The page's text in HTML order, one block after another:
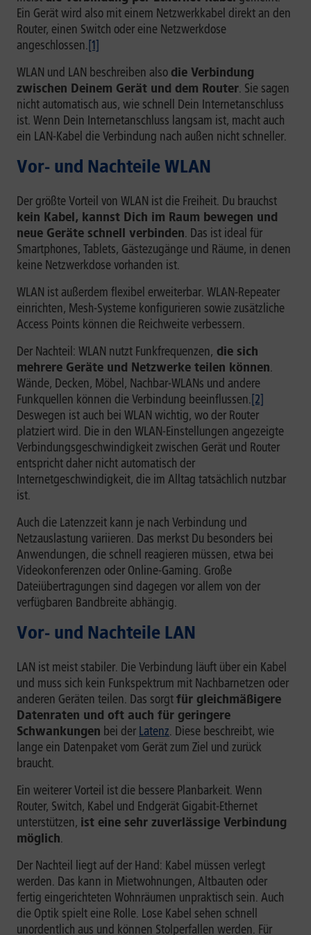
Ein Gerät wird also mit einem Netzwerkkabel direkt an den
Router, einen Switch oder eine Netzwerkdose
angeschlossen.[1]
WLAN und LAN beschreiben alsodie Verbindung
zwischen Deinem Gerät und dem Router. Sie sagen
nicht automatisch aus, wie schnell Dein Internetanschluss
ist. Wenn Dein Internetanschluss langsam ist, macht auch
ein LAN-Kabel die Verbindung nach außen nicht schneller.
Vor- und Nachteile WLAN
Der größte Vorteil von WLAN ist die Freiheit. Du brauchst
kein Kabel, kannst Dich im Raum bewegen und
neue Geräte schnell verbinden. Das ist ideal für
Smartphones, Tablets, Gästezugänge und Räume, in denen
keine Netzwerkdose vorhanden ist.
WLAN ist außerdem flexibel erweiterbar. WLAN-Repeater
einrichten, Mesh-Systeme konfigurieren sowie zusätzliche
Access Points können die Reichweite verbessern.
Der Nachteil: WLAN nutzt Funkfrequenzen, die sich
mehrere Geräte und Netzwerke teilen können.
Wände, Decken, Möbel, Nachbar-WLANs und andere
Funkquellen können die Verbindung beeinflussen.[2]
Deswegen ist auch bei WLAN wichtig, wo der Router
platziert wird. Die in den WLAN-Einstellungen angezeigte
Verbindungsgeschwindigkeit zwischen Gerät und Router
entspricht daher nicht automatisch der
Internetgeschwindigkeit, die im Alltag tatsächlich nutzbar
ist.
Auch die Latenzzeit kann je nach Verbindung und
Netzauslastung variieren. Das merkst Du besonders bei
Anwendungen, die schnell reagieren müssen, etwa bei
Videokonferenzen oder Online-Gaming. Große
Dateiübertragungen sind dagegen vor allem von der
verfügbaren Bandbreite abhängig.
Vor- und Nachteile LAN
LAN ist meist stabiler. Die Verbindung läuft über ein Kabel
und muss sich kein Funkspektrum mit Nachbarnetzen oder
anderen Geräten teilen. Das sorgtfür gleichmäßigere
Datenraten und oft auch für geringere
Schwankungen bei der Latenz. Diese beschreibt, wie
lange ein Datenpaket vom Gerät zum Ziel und zurück
braucht.
Ein weiterer Vorteil ist die bessere Planbarkeit. Wenn
Router, Switch, Kabel und Endgerät Gigabit-Ethernet
unterstützen, ist eine sehr zuverlässige Verbindung
möglich.
Der Nachteil liegt auf der Hand: Kabel müssen verlegt
werden. Das kann in Mietwohnungen, Altbauten oder
fertig eingerichteten Wohnräumen unpraktisch sein. Auch
die Optik spielt eine Rolle. Lose Kabel sehen schnell
unordentlich aus und können Stolperfallen werden. Für